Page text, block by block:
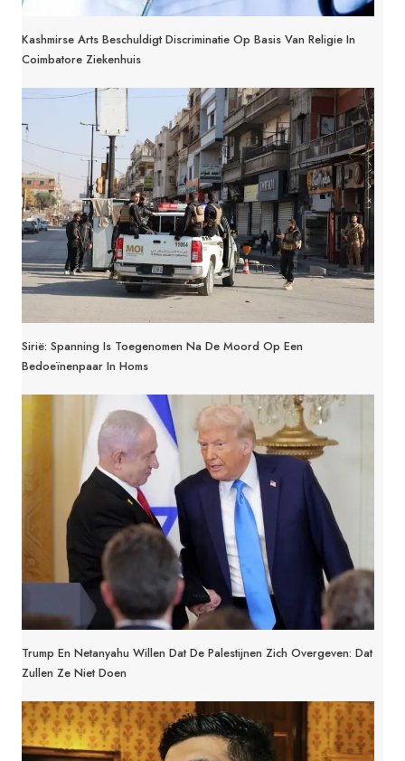
Kashmirse Arts Beschuldigt Discriminatie Op Basis Van Religie In
Coimbatore Ziekenhuis
Sirië: Spanning Is Toegenomen Na De Moord Op Een
Bedoeïnenpaar In Homs
Trump En Netanyahu Willen Dat De Palestijnen Zich Overgeven: Dat
Zullen Ze Niet Doen